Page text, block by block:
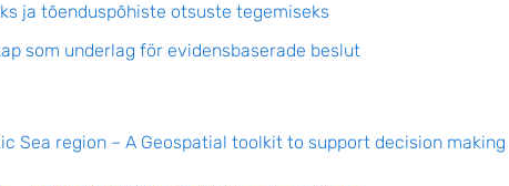
ja tõenduspõhiste otsuste tegemiseks
som underlag för evidensbaserade beslut
Sea region – A Geospatial toolkit to support decision making